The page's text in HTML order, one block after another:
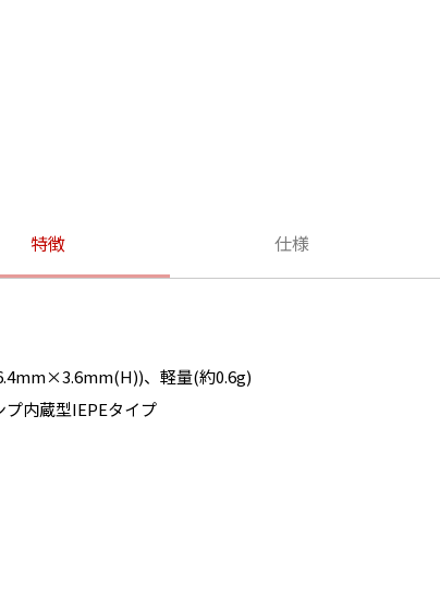
特徴 仕様
、軽量(約0.6g)
プ内蔵型IEPEタイプ